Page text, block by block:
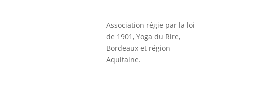
Association régie par la loi
de 1901, Yoga du Rire,
Bordeaux et région
Aquitaine.